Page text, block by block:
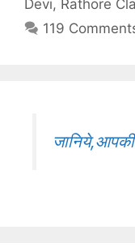
Devi, Rathore
119